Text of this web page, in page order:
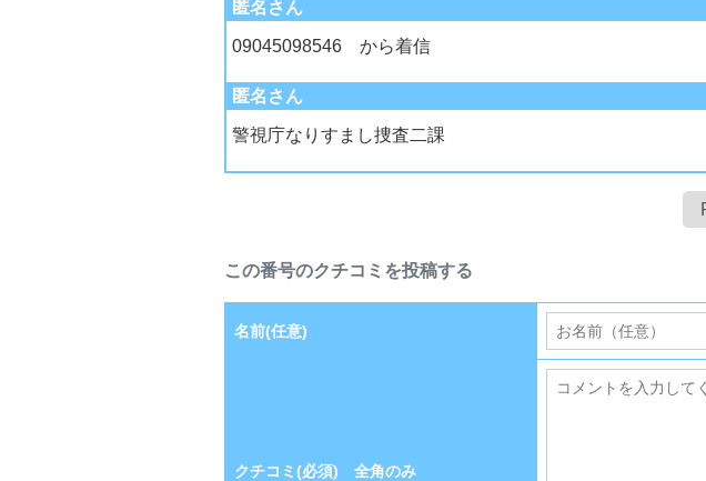
匿名さん
09045098546 から着信
匿名さん
警視庁なりすまし捜査二課
この番号のクチコミを投稿する
名前(任意)
クチコミ(必須) 全角のみ